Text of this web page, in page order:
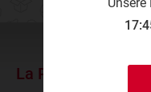
La Perla Nera